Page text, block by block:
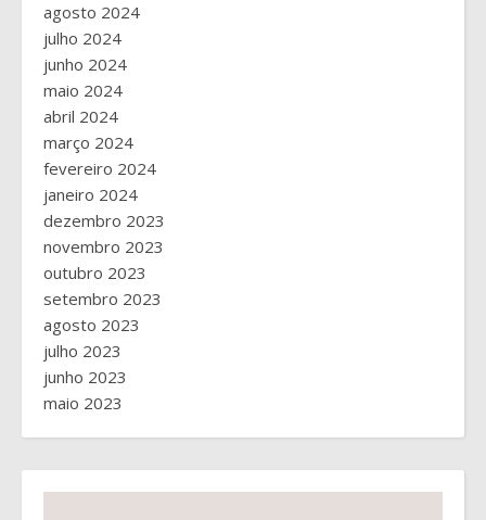
agosto 2024
julho 2024
junho 2024
maio 2024
abril 2024
março 2024
fevereiro 2024
janeiro 2024
dezembro 2023
novembro 2023
outubro 2023
setembro 2023
agosto 2023
julho 2023
junho 2023
maio 2023